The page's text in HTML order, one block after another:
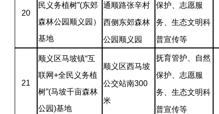
20
民义务植树”(东郊
森林公园顺义园）
基地
通顺路张辛村
西侧东郊森林
公园顺义园
保护、志愿服
务、生态文明科
普宣传等
21
顺义区马坡镇“互
联网+全民义务植
树”(马坡千亩森林
公园)基地
顺义区西马坡
公交站南300
米
抚育管护、自然
保护、志愿服
务、生态文明科
普宣传等